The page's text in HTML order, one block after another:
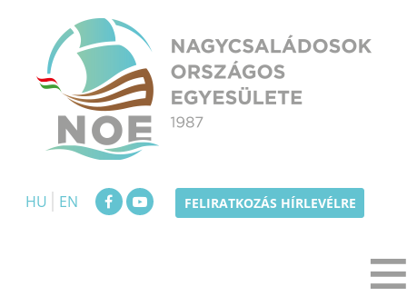
content
HU
EN FELIRATKOZÁS HÍRLEVÉLRE